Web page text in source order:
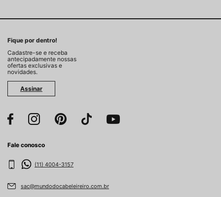
Fique por dentro!
Cadastre-se e receba
antecipadamente nossas
ofertas exclusivas e
novidades.
Assinar
Fale conosco
(11) 4004-3157
sac@mundodocabeleireiro.com.br